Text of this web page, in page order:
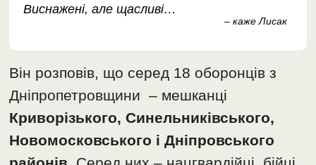
Виснажені, але щасливі…
– каже Лисак
Він розповів, що серед 18 оборонців з
Дніпропетровщини – мешканці
Криворізького, Синельниківського,
Новомосковського і Дніпровського